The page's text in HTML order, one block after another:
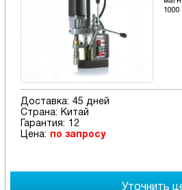
1000
Доставка: 45 дней
Страна:
Китай
Гарантия:
12
Цена:
по запросу